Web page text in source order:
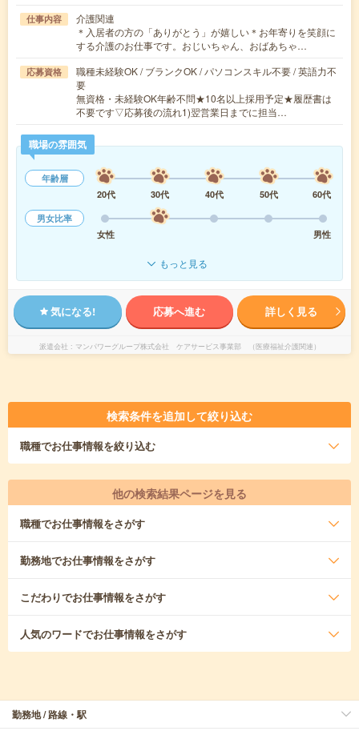
仕事内容
介護関連
＊入居者の方の「ありがとう」が嬉しい＊お年寄りを笑顔に
する介護のお仕事です。おじいちゃん、おばあちゃ…
応募資格
職種未経験OK / ブランクOK / パソコンスキル不要 / 英語力不
要
無資格・未経験OK年齢不問★10名以上採用予定★履歴書は
不要です▽応募後の流れ1)翌営業日までに担当…
職場の雰囲気
年齢層
20代
30代 40代 50代
60代
男女比率
女性
男性
もっと見る
気になる! 応募へ進む 詳しく見る
派遣会社 マンパワーグループ株式会社 ケアサービス事業部 （医療福祉介護関連）
検索条件を追加して絞り込む
職種でお仕事情報を絞り込む
他の検索結果ページを見る
職種でお仕事情報をさがす
勤務地でお仕事情報をさがす
こだわりでお仕事情報をさがす
人気のワードでお仕事情報をさがす
勤務地 / 路線・駅